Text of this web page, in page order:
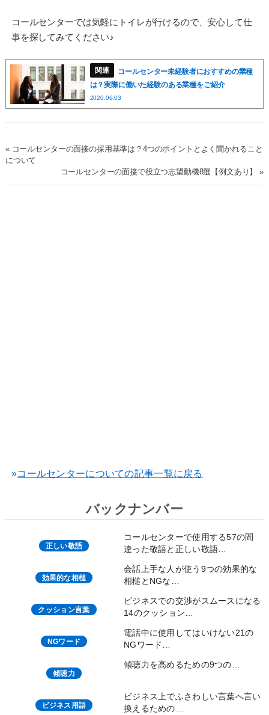
コールセンターでは気軽にトイレが行けるので、安心して仕
事を探してみてください♪
コールセンター未経験者におすすめの業種
は？実際に働いた経験のある業種をご紹介
2020.06.03
« コールセンターの面接の採用基準は？4つのポイントとよく聞かれること
について
コールセンターの面接で役立つ志望動機8選【例文あり】 »
»コールセンターについての記事一覧に戻る
バックナンバー
正しい敬語
コールセンターで使用する57の間
違った敬語と正しい敬語…
効果的な相槌
会話上手な人が使う9つの効果的な
相槌とNGな…
クッション言葉
ビジネスでの交渉がスムースになる
14のクッション…
NGワード
電話中に使用してはいけない21の
NGワード…
傾聴力
傾聴力を高めるための9つの…
ビジネス用語
ビジネス上でふさわしい言葉へ言い
換えるための…